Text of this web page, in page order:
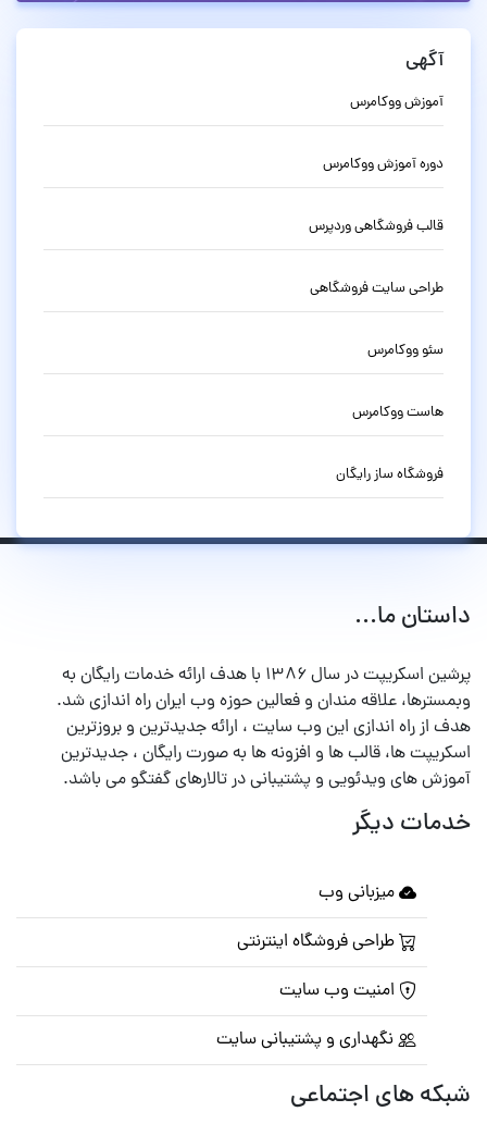
آگهی
آموزش ووکامرس
دوره آموزش ووکامرس
قالب فروشگاهی وردپرس
طراحی سایت فروشگاهی
سئو ووکامرس
هاست ووکامرس
فروشگاه ساز رایگان
داستان ما...
پرشین اسکریپت در سال ۱۳۸۶ با هدف ارائه خدمات رایگان به
وبمسترها، علاقه مندان و فعالین حوزه وب ایران راه اندازی شد.
هدف از راه اندازی این وب سایت ، ارائه جدیدترین و بروزترین
اسکریپت ها، قالب ها و افزونه ها به صورت رایگان ، جدیدترین
آموزش های ویدئویی و پشتیبانی در تالارهای گفتگو می باشد.
خدمات دیگر
میزبانی وب
طراحی فروشگاه اینترنتی
امنیت وب سایت
نگهداری و پشتیبانی سایت
شبکه های اجتماعی